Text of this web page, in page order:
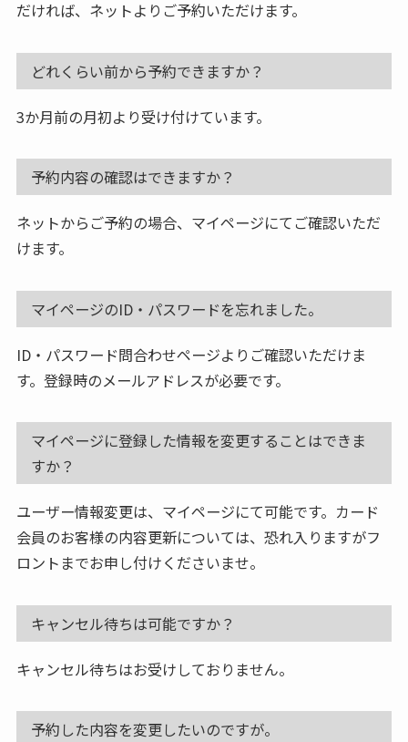
だければ、ネットよりご予約いただけます。
どれくらい前から予約できますか？
3か月前の月初より受け付けています。
予約内容の確認はできますか？
ネットからご予約の場合、マイページにてご確認いただ
けます。
マイページのID・パスワードを忘れました。
ID・パスワード問合わせページよりご確認いただけま
す。登録時のメールアドレスが必要です。
マイページに登録した情報を変更することはできま
すか？
ユーザー情報変更は、マイページにて可能です。カード
会員のお客様の内容更新については、恐れ入りますがフ
ロントまでお申し付けくださいませ。
キャンセル待ちは可能ですか？
キャンセル待ちはお受けしておりません。
予約した内容を変更したいのですが。